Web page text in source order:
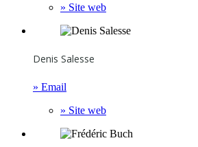
» Site web
Denis Salesse
» Email
» Site web